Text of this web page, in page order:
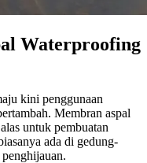
Waterproofing
kini penggunaan
Membran aspal
untuk pembuatan
ada di gedung-